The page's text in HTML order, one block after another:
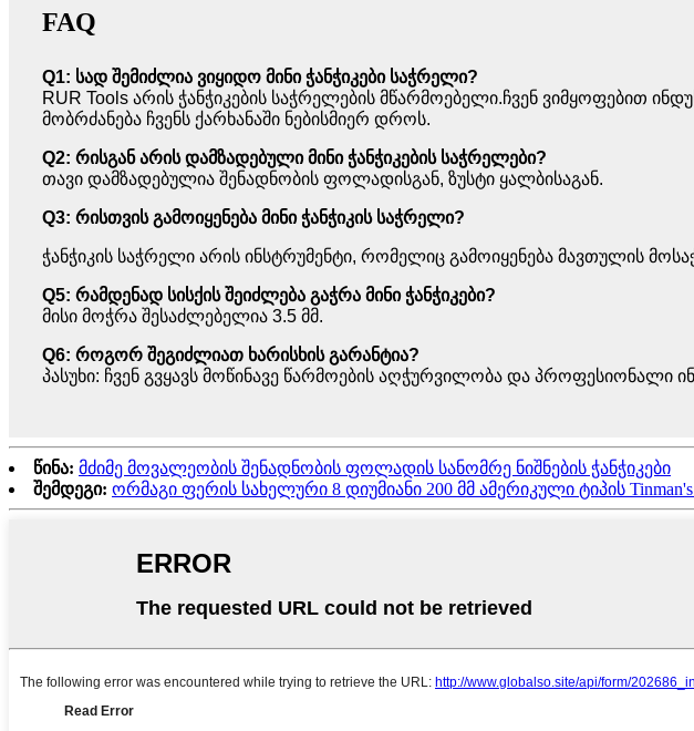
FAQ
Q1: სად შემიძლია ვიყიდო მინი ჭანჭიკები საჭრელი?
RUR Tools არის ჭანჭიკების საჭრელების მწარმოებელი.ჩვენ ვიმყოფებით
მობრძანება ჩვენს ქარხანაში ნებისმიერ დროს.
Q2: რისგან არის დამზადებული მინი ჭანჭიკების საჭრელები?
თავი დამზადებულია შენადნობის ფოლადისგან, ზუსტი ყალბისაგან.
Q3: რისთვის გამოიყენება მინი ჭანჭიკის საჭრელი?
ჭანჭიკის საჭრელი არის ინსტრუმენტი, რომელიც გამოიყენება მავთულის
Q5: რამდენად სისქის შეიძლება გაჭრა მინი ჭანჭიკები?
მისი მოჭრა შესაძლებელია 3.5 მმ.
Q6: როგორ შეგიძლიათ ხარისხის გარანტია?
პასუხი: ჩვენ გვყავს მოწინავე წარმოების აღჭურვილობა და
წინა: მძიმე მოვალეობის შენადნობის ფოლადის სანომრე ნიშნების ჭანჭიკები
შემდეგი: ორმაგი ფერის სახელური 8 დიუმიანი 200 მმ ამერიკული ტიპის Tinman's